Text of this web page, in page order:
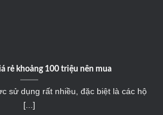
rẻ khoảng 100 triệu nên mua
sử dụng rất nhiều, đặc biệt là các hộ
[...]